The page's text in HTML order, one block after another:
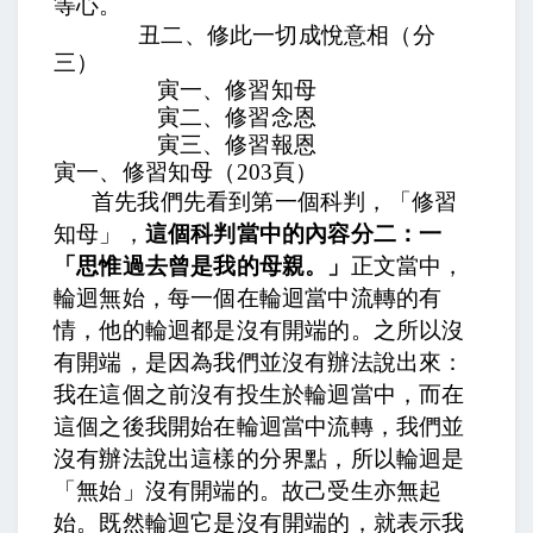
等心。
丑二、修此一切成悅意相（分
三）
寅一、修習知母
寅二、修習念恩
寅三、修習報恩
寅一、修習知母（ 203頁）
首先我們先看到第一個科判，「修習
知母」， 這個科判當中的內容分二：一
「思惟過去曾是我的母親。」 正文當中，
輪迴無始，每一個在輪迴當中流轉的有
情，他的輪迴都是沒有開端的。之所以沒
有開端，是因為我們並沒有辦法說出來：
我在這個之前沒有投生於輪迴當中，而在
這個之後我開始在輪迴當中流轉，我們並
沒有辦法說出這樣的分界點，所以輪迴是
「無始」沒有開端的。 故己受生亦無起
始。既然輪迴它是沒有開端的，就表示我